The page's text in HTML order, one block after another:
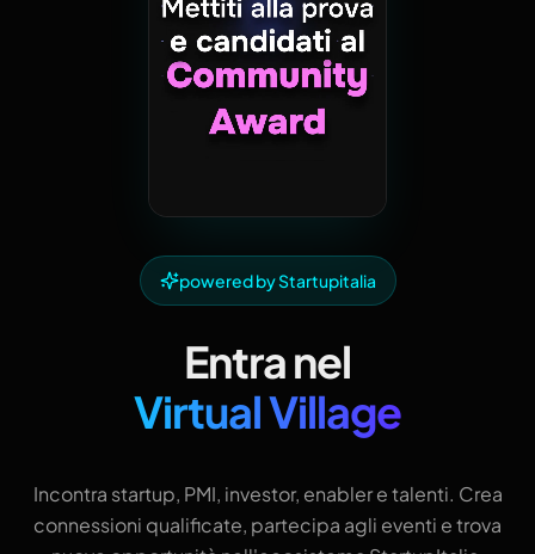
powered by Startupitalia
Entra nel
Virtual Village
Incontra startup, PMI, investor, enabler e talenti. Crea
connessioni qualificate, partecipa agli eventi e trova